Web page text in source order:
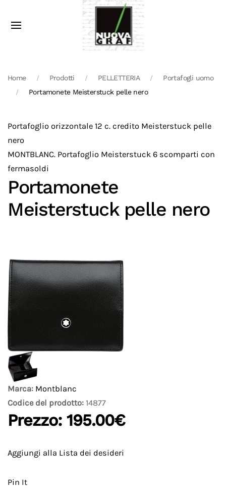
Home Prodotti PELLETTERIA
Portafogli uomo
Portamonete Meisterstuck pelle nero
Portafoglio orizzontale 12 c. credito Meisterstuck pelle
nero
MONTBLANC. Portafoglio Meisterstuck 6 scomparti con
fermasoldi
Portamonete
Meisterstuck pelle nero
Marca: Montblanc
Codice del prodotto: 14877
Prezzo: 195.00€
Aggiungi alla Lista dei desideri
Pin It